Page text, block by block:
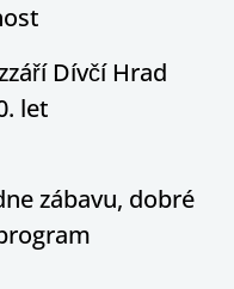
Dívčí Hrad
let
zábavu, dobré